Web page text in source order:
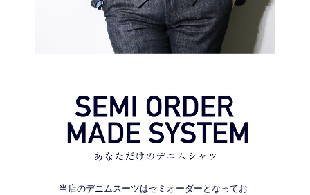
当店のデニムスーツはセミオーダーとなってお